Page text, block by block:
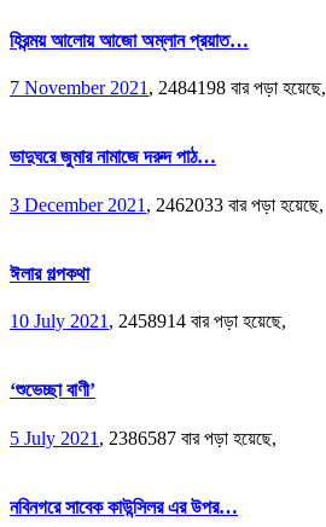
হিরন্ময় আলোয় আজো অম্লান প্রয়াত…
7 November 2021 , 2484198 বার পড়া হয়েছে,
ভাদুঘরে জুমার নামাজে দরুদ পাঠ…
3 December 2021 , 2462033 বার পড়া হয়েছে,
ঈলার গল্পকথা
10 July 2021 , 2458914 বার পড়া হয়েছে,
‘শুভেচ্ছা বাণী’
5 July 2021 , 2386587 বার পড়া হয়েছে,
নবিনগরে সাবেক কাউন্সিলর এর উপর…